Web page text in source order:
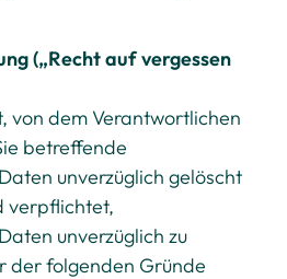
(„Recht auf vergessen
von dem Verantwortlichen
betreffende
unverzüglich gelöscht
verpflichtet,
unverzüglich zu
der folgenden Gründe